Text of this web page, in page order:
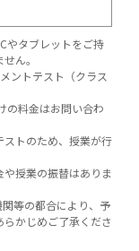
やタブレットをご持
ん。
ントテスト（クラス
の料金はお問い合わ
トのため、授業が行
授業の振替はありま
等の都合により、予
かじめご了承くださ